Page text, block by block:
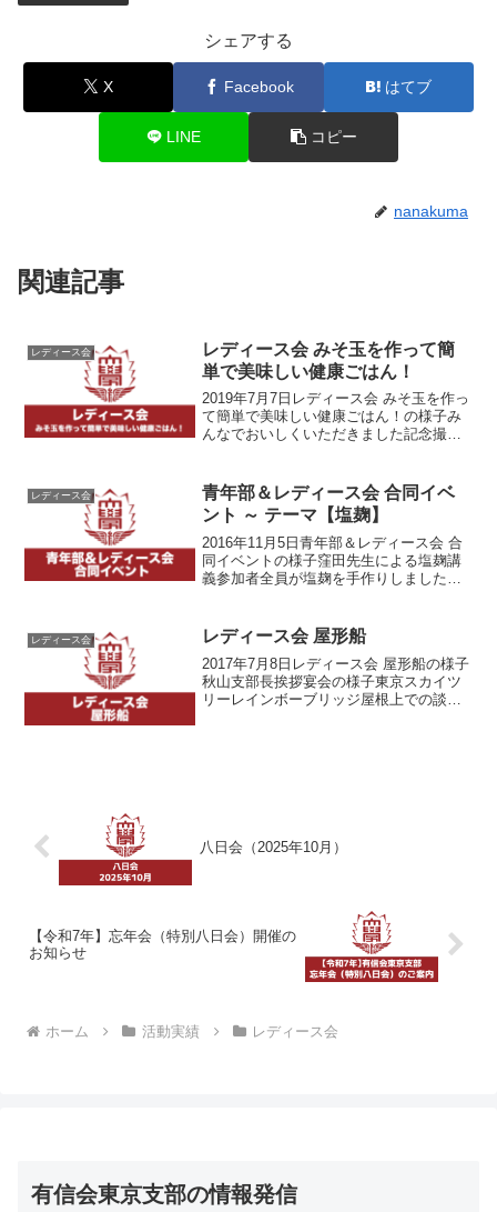
シェアする
X Facebook はてブ
LINE コピー
nanakuma
関連記事
レディース会
レディース会 みそ玉を作って簡
単で美味しい健康ごはん！
2019年7月7日レディース会 みそ玉を作っ
て簡単で美味しい健康ごはん！の様子み
んなでおいしくいただきました記念撮影
レディース会
青年部＆レディース会 合同イベ
ント ～ テーマ【塩麹】
2016年11月5日青年部＆レディース会 合
同イベントの様子窪田先生による塩麹講
義参加者全員が塩麹を手作りしました塩
ります参加者全員で記念写真
レディース会 レディース会 屋形船
2017年7月8日レディース会 屋形船の様子
秋山支部長挨拶宴会の様子東京スカイツ
リーレインボーブリッジ屋根上での談話
八日会（2025年10月）
【令和7年】忘年会（特別八日会）開催の
お知らせ
ホーム 活動実績 レディース会
有信会東京支部の情報発信